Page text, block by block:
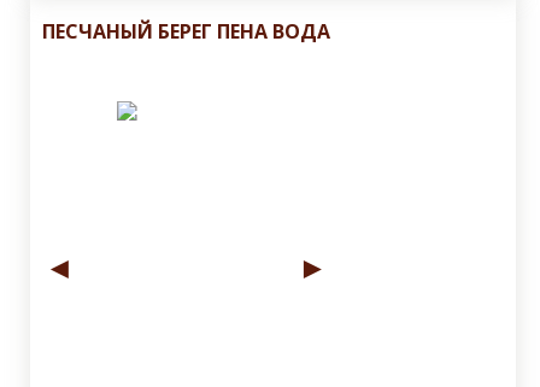
ПЕСЧАНЫЙ БЕРЕГ ПЕНА ВОДА
◄ ►